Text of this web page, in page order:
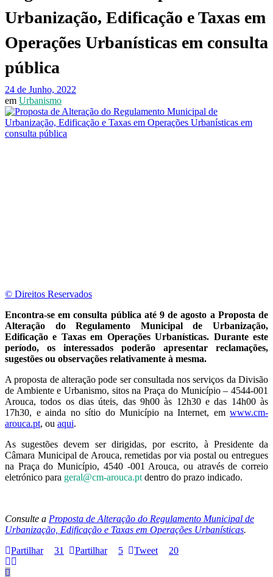
Urbanização, Edificação e Taxas em
Operações Urbanísticas em consulta
pública
24 de Junho, 2022
em Urbanismo
© Direitos Reservados
Encontra-se em consulta pública até 9 de agosto a Proposta de
Alteração do Regulamento Municipal de Urbanização,
Edificação e Taxas em Operações Urbanísticas. Durante este
período, os interessados poderão apresentar reclamações,
sugestões ou observações relativamente à mesma.
A proposta de alteração pode ser consultada nos serviços da Divisão
de Ambiente e Urbanismo, sitos na Praça do Município – 4544-001
Arouca, todos os dias úteis, das 9h00 às 12h30 e das 14h00 às
17h30, e ainda no sítio do Município na Internet, em www.cm-
arouca.pt, ou aqui.
As sugestões devem ser dirigidas, por escrito, à Presidente da
Câmara Municipal de Arouca, remetidas por via postal ou entregues
na Praça do Município, 4540 -001 Arouca, ou através de correio
eletrónico para geral@cm-arouca.pt dentro do prazo indicado.
Consulte a Proposta de Alteração do Regulamento Municipal de
Urbanização, Edificação e Taxas em Operações Urbanísticas.
Partilhar
31 Partilhar 5 Tweet 20